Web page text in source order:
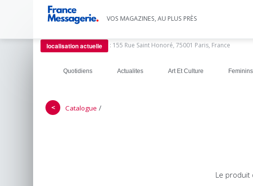
VOS MAGAZINES, AU PLUS PRÈS
localisation actuelle : 155 Rue Saint Honoré, 75001 Paris, France
Quotidiens Actualites Art Et Culture Feminins
＜ Catalogue /
Le produit